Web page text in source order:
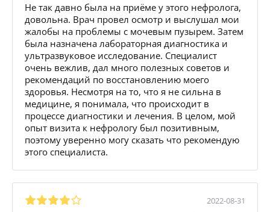
Не так давно была на приёме у этого нефролога,
довольна. Врач провел осмотр и выслушал мои
жалобы на проблемы с мочевым пузырем. Затем
была назначена лабораторная диагностика и
ультразвуковое исследование. Специалист
очень вежлив, дал много полезных советов и
рекомендаций по восстановлению моего
здоровья. Несмотря на то, что я не сильна в
медицине, я понимала, что происходит в
процессе диагностики и лечения. В целом, мой
опыт визита к нефрологу был позитивным,
поэтому уверенно могу сказать что рекомендую
этого специалиста.
2022-08-31